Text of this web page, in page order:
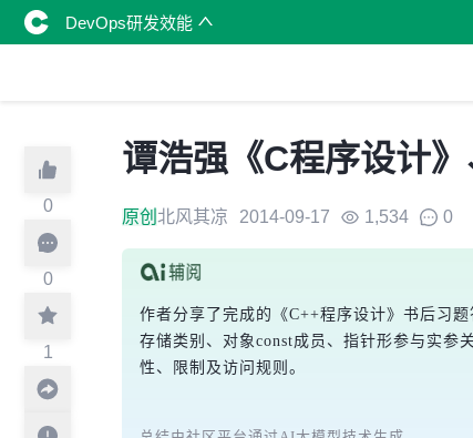
DevOps研发效能
0
0
1
谭浩强《C程序设计
原创 北风其凉 2014-09-17 1,534 0
作者分享了完成的《C++程序设计》书后习
存储类别、对象const成员、指针形参与实参
性、限制及访问规则。